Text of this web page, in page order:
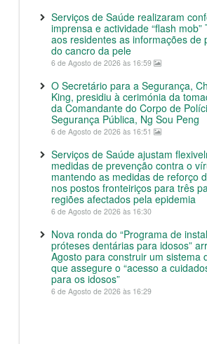
Serviços de Saúde realizaram
imprensa e actividade “flash mob”
aos residentes as informações de
do cancro da pele
6 de Agosto de 2026 às 16:59
O Secretário para a Segurança,
King, presidiu à cerimónia da
da Comandante do Corpo de
Segurança Pública, Ng Sou Peng
6 de Agosto de 2026 às 16:51
Serviços de Saúde ajustam
medidas de prevenção contra o
mantendo as medidas de reforço
nos postos fronteiriços para três
regiões afectados pela epidemia
6 de Agosto de 2026 às 16:30
Nova ronda do “Programa de
próteses dentárias para idosos”
Agosto para construir um sistema
que assegure o “acesso a
para os idosos”
6 de Agosto de 2026 às 16:29